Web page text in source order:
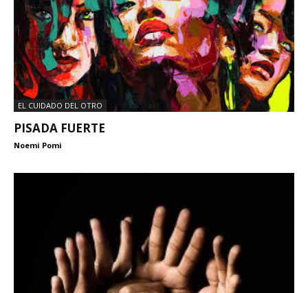
EL CUIDADO DEL OTRO
PISADA FUERTE
Noemi Pomi